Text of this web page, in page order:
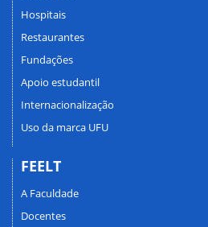
Hospitais
Restaurantes
Fundações
Apoio estudantil
Internacionalização
Uso da marca UFU
FEELT
A Faculdade
Docentes